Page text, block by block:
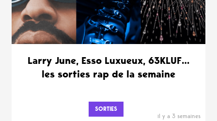
Larry June, Esso Luxueux, 63KLUF…
les sorties rap de la semaine
SORTIES
il y a 3 semaines